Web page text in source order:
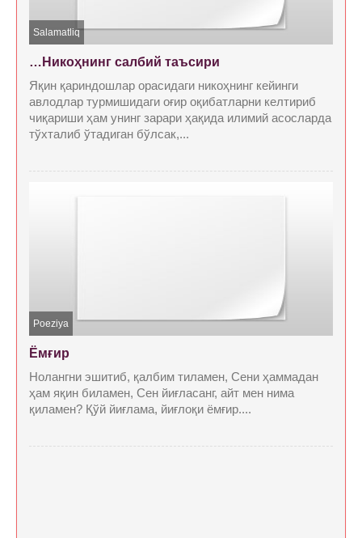
Salamatliq
…Никоҳнинг салбий таъсири
Яқин қариндошлар орасидаги никоҳнинг кейинги
авлодлар турмишидаги оғир оқибатларни келтириб
чиқариши ҳам унинг зарари ҳақида илимий асосларда
тўхталиб ўтадиган бўлсак,...
Poeziya
Ёмғир
Нолангни эшитиб, қалбим тиламен, Сени ҳаммадан
ҳам яқин биламен, Сен йиғласанг, айт мен нима
қиламен? Қўй йиғлама, йиғлоқи ёмғир....